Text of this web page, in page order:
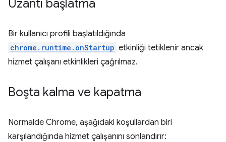
Uzantı başlatma
Bir kullanıcı profili başlatıldığında
chrome.runtime.onStartup etkinliği tetiklenir ancak
hizmet çalışanı etkinlikleri çağrılmaz.
Boşta kalma ve kapatma
Normalde Chrome, aşağıdaki koşullardan biri
karşılandığında hizmet çalışanını sonlandırır: